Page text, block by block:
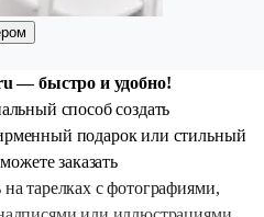
— быстро и удобно!
способ создать
подарок или стильный
заказать
тарелках с фотографиями,